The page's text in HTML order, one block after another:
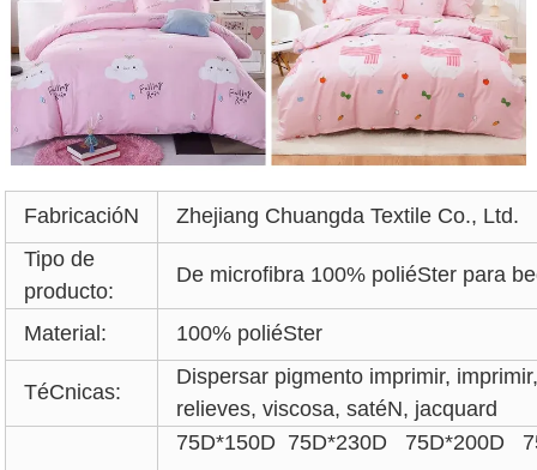
FabricacióN
Zhejiang Chuangda Textile Co., Ltd.
Tipo de
producto:
De microfibra 100% poliéSter para
Material: 100% poliéSter
TéCnicas:
Dispersar pigmento imprimir,
relieves, viscosa, satéN, jacquard
75D*150D 75D*230D 75D*200D